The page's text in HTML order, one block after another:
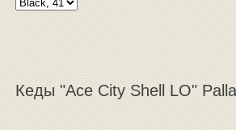
Кеды "Ace City Shell LO"